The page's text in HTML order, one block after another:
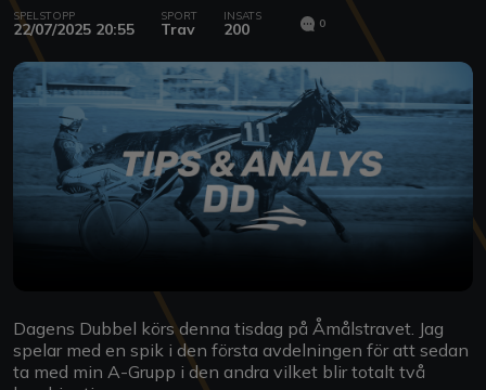
SPELSTOPP
22/07/2025 20:55
SPORT
Trav
INSATS
200 0
Dagens Dubbel körs denna tisdag på Åmålstravet. Jag
spelar med en spik i den första avdelningen för att sedan
ta med min A-Grupp i den andra vilket blir totalt två